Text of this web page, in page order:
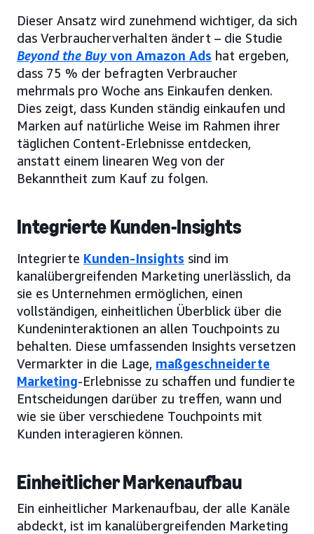
Dieser Ansatz wird zunehmend wichtiger, da sich
das Verbraucherverhalten ändert – die Studie
Beyond the Buyvon Amazon Ads hat ergeben,
dass 75 % der befragten Verbraucher
mehrmals pro Woche ans Einkaufen denken.
Dies zeigt, dass Kunden ständig einkaufen und
Marken auf natürliche Weise im Rahmen ihrer
täglichen Content-Erlebnisse entdecken,
anstatt einem linearen Weg von der
Bekanntheit zum Kauf zu folgen.
Integrierte Kunden-Insights
Integrierte Kunden-Insights sind im
kanalübergreifenden Marketing unerlässlich, da
sie es Unternehmen ermöglichen, einen
vollständigen, einheitlichen Überblick über die
Kundeninteraktionen an allen Touchpoints zu
behalten. Diese umfassenden Insights versetzen
Vermarkter in die Lage, maßgeschneiderte
Marketing-Erlebnisse zu schaffen und fundierte
Entscheidungen darüber zu treffen, wann und
wie sie über verschiedene Touchpoints mit
Kunden interagieren können.
Einheitlicher Markenaufbau
Ein einheitlicher Markenaufbau, der alle Kanäle
abdeckt, ist im kanalübergreifenden Marketing